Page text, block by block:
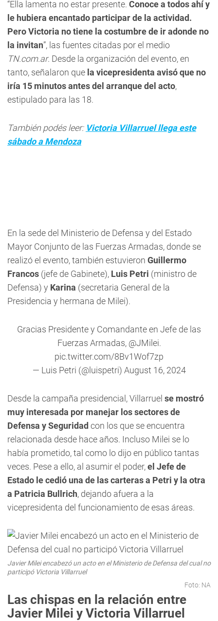
“Ella lamenta no estar presente. Conoce a todos ahí y
le hubiera encantado participar de la actividad.
Pero Victoria no tiene la costumbre de ir adonde no
la invitan”, las fuentes citadas por el medio
TN.com.ar. Desde la organización del evento, en
tanto, señalaron que la vicepresidenta avisó que no
iría 15 minutos antes del arranque del acto,
estipulado para las 18.
También podés leer: Victoria Villarruel llega este
sábado a Mendoza
En la sede del Ministerio de Defensa y del Estado
Mayor Conjunto de las Fuerzas Armadas, donde se
realizó el evento, también estuvieron Guillermo
Francos (jefe de Gabinete), Luis Petri (ministro de
Defensa) y Karina (secretaria General de la
Presidencia y hermana de Milei).
Gracias Presidente y Comandante en Jefe de las
Fuerzas Armadas, @JMilei.
pic.twitter.com/8Bv1Wof7zp
— Luis Petri (@luispetri) August 16, 2024
Desde la campaña presidencial, Villarruel se mostró
muy interesada por manejar los sectores de
Defensa y Seguridad con los que se encuentra
relacionada desde hace años. Incluso Milei se lo
había prometido, tal como lo dijo en público tantas
veces. Pese a ello, al asumir el poder,el Jefe de
Estado le cedió una de las carteras a Petri y la otra
a Patricia Bullrich, dejando afuera a la
vicepresidenta del funcionamiento de esas áreas.
Javier Milei encabezó un acto en el Ministerio de Defensa del cual no
participó Victoria Villarruel
Foto: NA
Las chispas en la relación entre
Javier Milei y Victoria Villarruel